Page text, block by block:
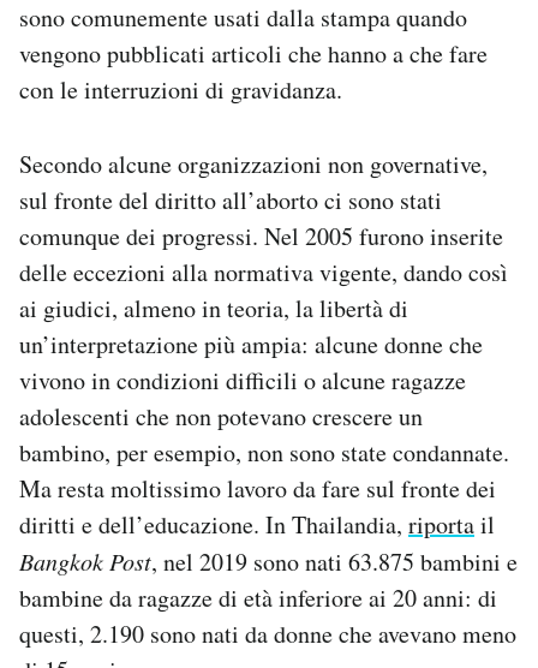
sono comunemente usati dalla stampa quando
vengono pubblicati articoli che hanno a che fare
con le interruzioni di gravidanza.
Secondo alcune organizzazioni non governative,
sul fronte del diritto all’aborto ci sono stati
comunque dei progressi. Nel 2005 furono inserite
delle eccezioni alla normativa vigente, dando così
ai giudici, almeno in teoria, la libertà di
un’interpretazione più ampia: alcune donne che
vivono in condizioni difficili o alcune ragazze
adolescenti che non potevano crescere un
bambino, per esempio, non sono state condannate.
Ma resta moltissimo lavoro da fare sul fronte dei
diritti e dell’educazione. In Thailandia, riportail
Bangkok Post, nel 2019 sono nati 63.875 bambini e
bambine da ragazze di età inferiore ai 20 anni: di
questi, 2.190 sono nati da donne che avevano meno